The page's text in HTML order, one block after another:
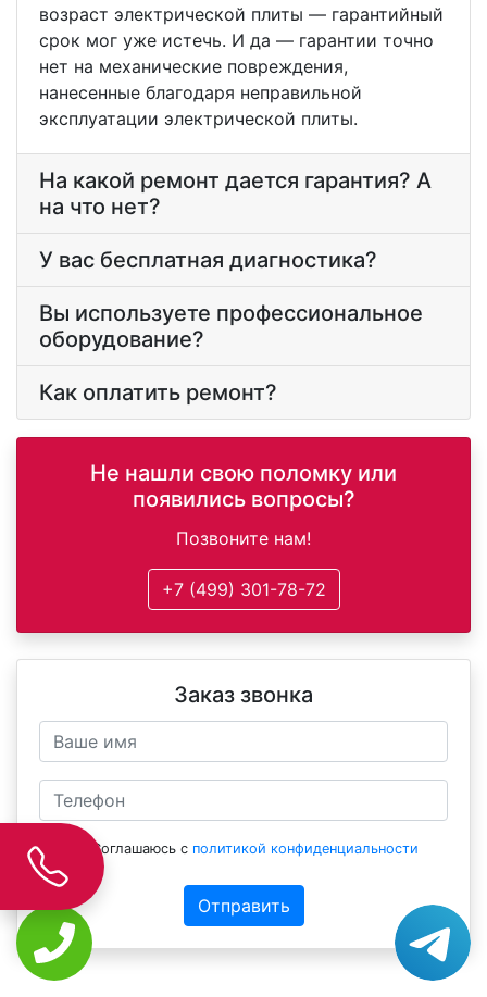
возраст электрической плиты — гарантийный
срок мог уже истечь. И да — гарантии точно
нет на механические повреждения,
нанесенные благодаря неправильной
эксплуатации электрической плиты.
На какой ремонт дается гарантия? А
на что нет?
У вас бесплатная диагностика?
Вы используете профессиональное
оборудование?
Как оплатить ремонт?
Не нашли свою поломку или
появились вопросы?
Позвоните нам!
+7 (499) 301-78-72
Заказ звонка
Соглашаюсь с политикой конфиденциальности
Отправить